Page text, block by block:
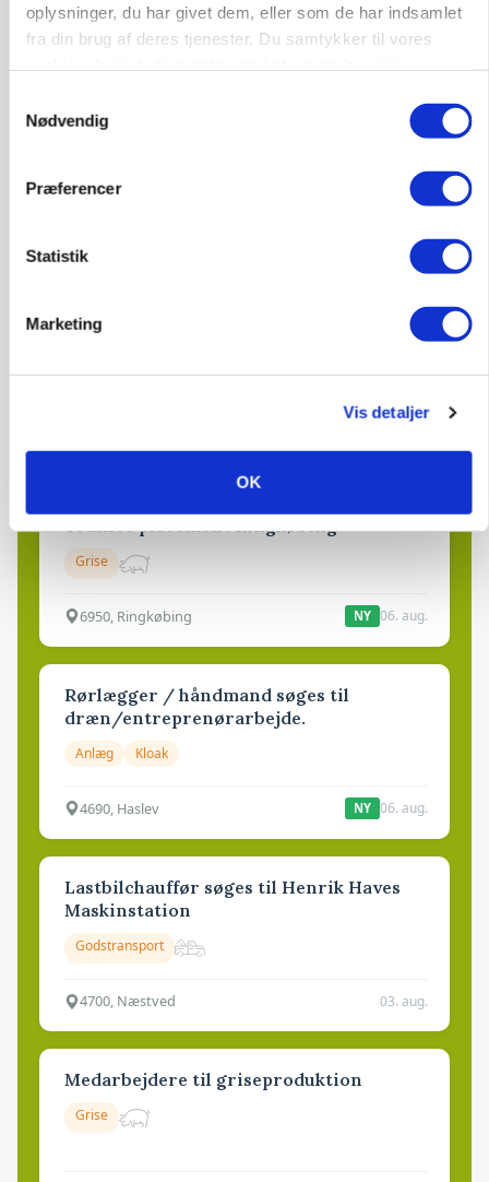
oplysninger, du har givet dem, eller som de har indsamlet
fra din brug af deres tjenester. Du samtykker til vores
Nødvendig
Præferencer
Statistik
Marketing
Vis detaljer
OK
Annonce
Holland
Trainee placement Ringkøbing
Grise
6950, Ringkøbing NY 06. aug.
Rørlægger / håndmand søges til
dræn/entreprenørarbejde.
Anlæg Kloak
4690, Haslev NY 06. aug.
Lastbilchauffør søges til Henrik Haves
Maskinstation
Godstransport
4700, Næstved 03. aug.
Medarbejdere til griseproduktion
Grise